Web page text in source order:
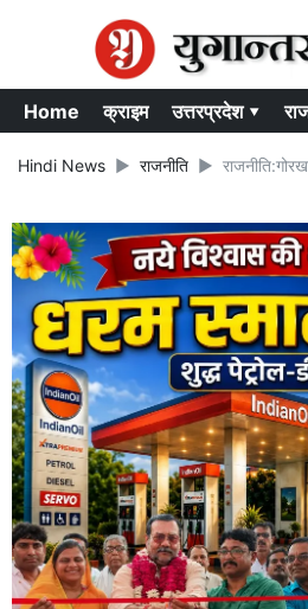
Home क्राइम उत्तरप्रदेश ▾
Hindi News राजनीति